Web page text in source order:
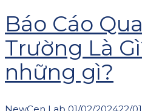
Báo Cáo
Trường Là
những gì?
Author
NewCen Lab Posted
01/02/202422/